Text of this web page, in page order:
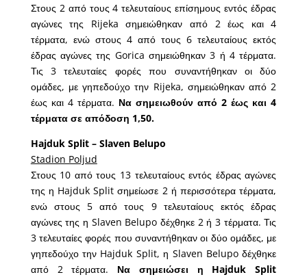
Στους 2 από τους 4 τελευταίους επίσημους εντός έδρας
αγώνες της Rijeka σημειώθηκαν από 2 έως και 4
τέρματα, ενώ στους 4 από τους 6 τελευταίους εκτός
έδρας αγώνες της Gorica σημειώθηκαν 3 ή 4 τέρματα.
Τις 3 τελευταίες φορές που συναντήθηκαν οι δύο
ομάδες, με γηπεδούχο την Rijeka, σημειώθηκαν από 2
έως και 4 τέρματα. Να σημειωθούν από 2 έως και 4
τέρματα σε απόδοση 1,50.
Hajduk Split – Slaven Belupo
Stadion Poljud
Στους 10 από τους 13 τελευταίους εντός έδρας αγώνες
της η Hajduk Split σημείωσε 2 ή περισσότερα τέρματα,
ενώ στους 5 από τους 9 τελευταίους εκτός έδρας
αγώνες της η Slaven Belupo δέχθηκε 2 ή 3 τέρματα. Τις
3 τελευταίες φορές που συναντήθηκαν οι δύο ομάδες, με
γηπεδούχο την Hajduk Split, η Slaven Belupo δέχθηκε
από 2 τέρματα. Να σημειώσει η Hajduk Split